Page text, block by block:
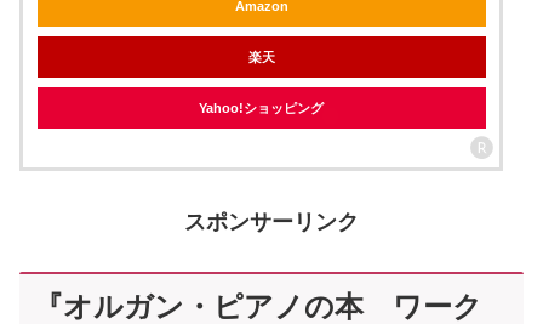
Amazon
楽天
Yahoo!ショッピング
スポンサーリンク
『オルガン・ピアノの本 ワーク